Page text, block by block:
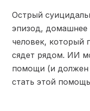
Острый
эпизод, домашнее
человек, который
сядет рядом. ИИ
помощи (и должен
стать этой